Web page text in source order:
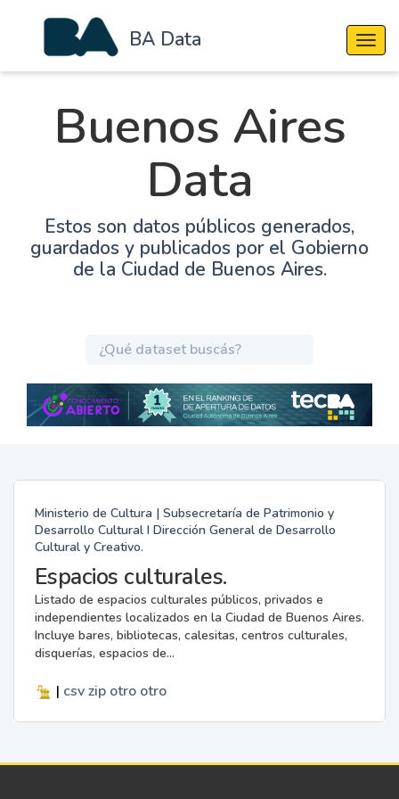
BA Data
Buenos Aires
Data
Estos son datos públicos generados,
guardados y publicados por el Gobierno
de la Ciudad de Buenos Aires.
Ministerio de Cultura | Subsecretaría de Patrimonio y
Desarrollo Cultural I Dirección General de Desarrollo
Cultural y Creativo.
Espacios culturales.
Listado de espacios culturales públicos, privados e
independientes localizados en la Ciudad de Buenos Aires.
Incluye bares, bibliotecas, calesitas, centros culturales,
disquerías, espacios de...
| csv zip otro otro